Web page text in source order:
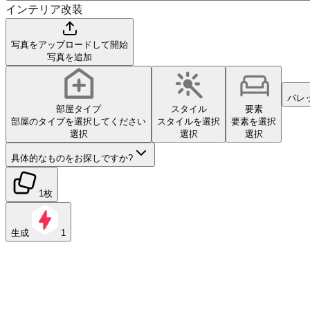
インテリア改装
写真をアップロードして開始
写真を追加
部屋タイプ
部屋のタイプを選択してください
選択
スタイル
スタイルを選択
選択
要素
要素を選択
選択
パレ
具体的なものをお探しですか?
1枚
生成 1